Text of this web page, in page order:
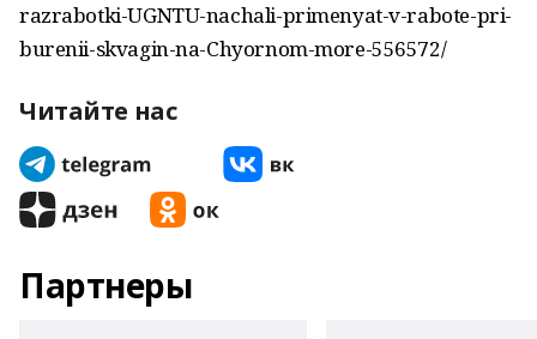
razrabotki-UGNTU-nachali-primenyat-v-rabote-pri-
burenii-skvagin-na-Chyornom-more-556572/
Читайте нас
Партнеры